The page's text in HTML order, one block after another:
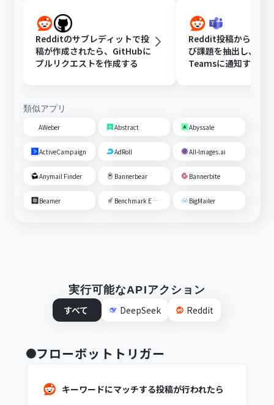
Redditのサブレディットで投
稿が作成されたら、GitHubに
プルリクエストを作成する
Reddit投稿から顧客
び課題を抽出し、
Teamsに通知する
類似アプリ
AWeber Abstract Abyssale
ActiveCampaign AdRoll All-Images.ai
Anymail Finder Bannerbear Bannerbite
Beamer Benchmark Email BigMailer
実行可能なAPIアクション
すべて
DeepSeek Reddit
フローボットトリガー
キーワードにマッチする投稿が行われたら